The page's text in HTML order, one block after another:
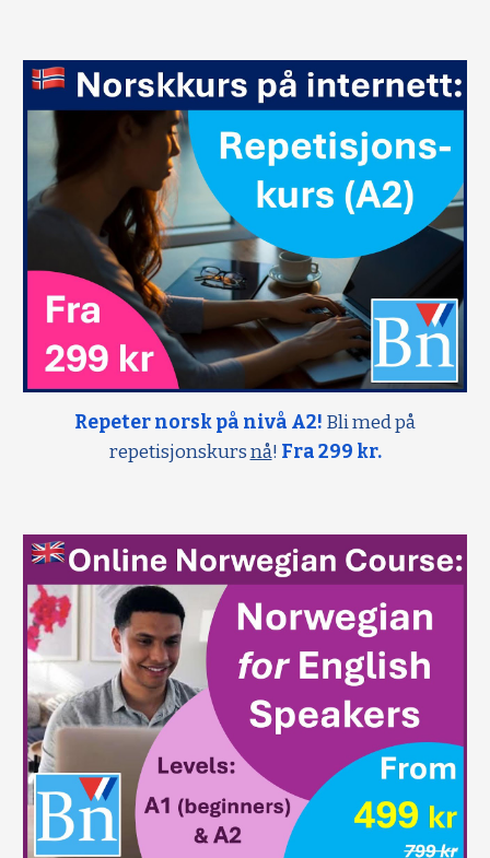
Repeter norsk på nivå A2! Bli med på
repetisjonskursnå! Fra 299 kr.